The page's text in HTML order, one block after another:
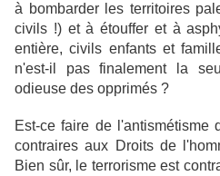
à bombarder les territoires
civils !) et à étouffer et à
entière, civils enfants et
n'est-il pas finalement la
odieuse des opprimés ?
Est-ce faire de l'antismétisme
contraires aux Droits de
Bien sûr, le terrorisme est